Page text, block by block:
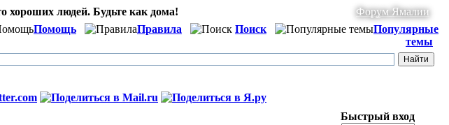
хороших людей. Будьте как дома!
Форум Ямалии
Помощь Правила Поиск
Популярные
темы
Быстрый вход